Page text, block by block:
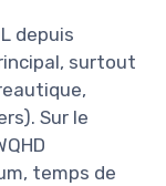
depuis
surtout
Sur le
temps de